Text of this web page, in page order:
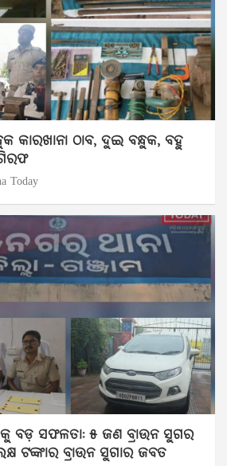
କାରଖାନା ଠାବ, ଦୁଇ ବନ୍ଧୁକ, ବହୁ
Today
ସଫଳତା: ୫ ଜଣ ବ୍ରାଉନ ସୁଗର
ଟଙ୍କାର ବ୍ରାଉନ ସୁଗାର ଜବତ